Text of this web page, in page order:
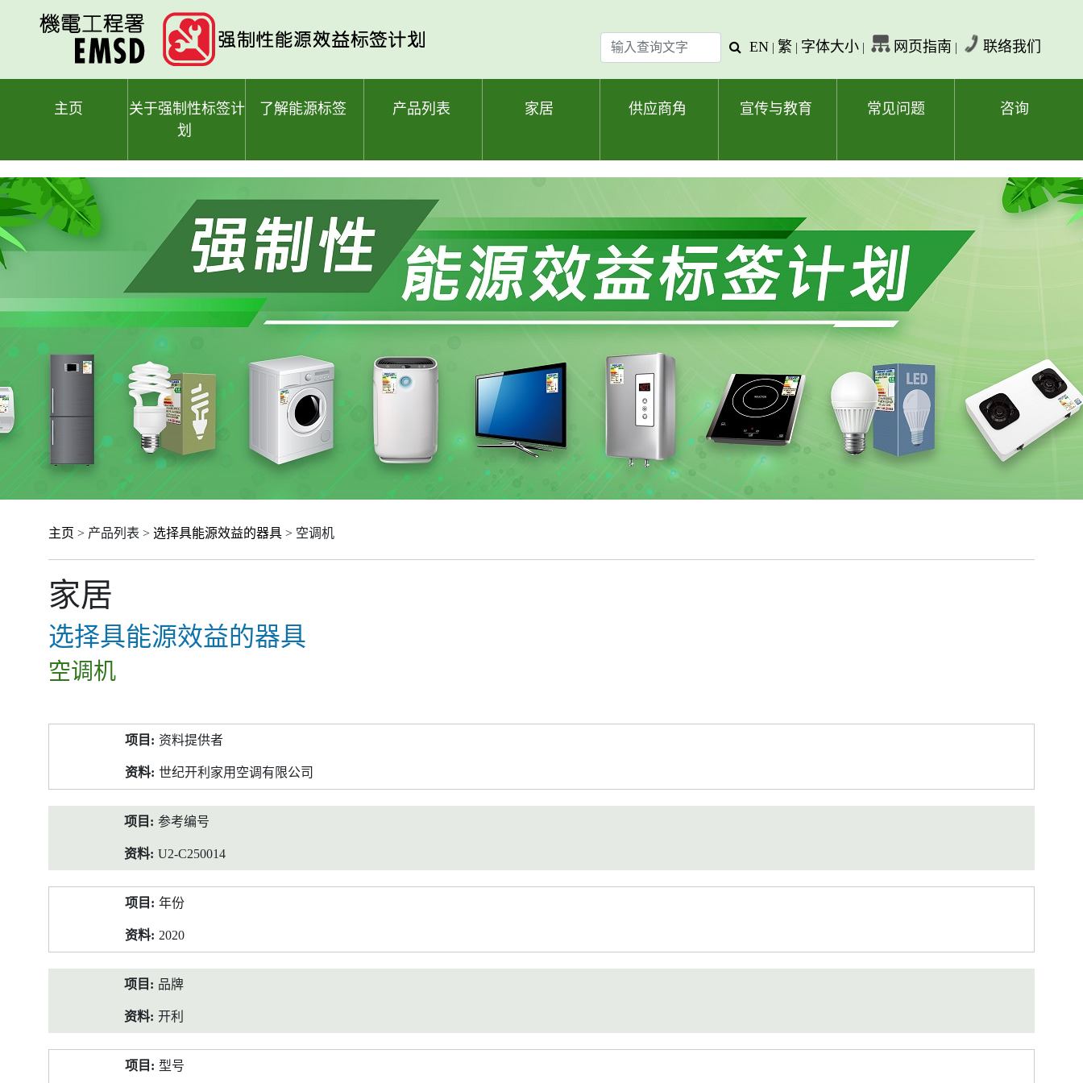
输
入
查
查
字
EN | 繁 | 字体大小 | 网页指南 | 联络我们
主页
关于强制性标签计
划
了解能源标签 产品列表 家居 供应商角 宣传与教育 常见问题 咨询
主页 > 产品列表 > 选择具能源效益的器具 > 空调机
家居
选择具能源效益的器具
空调机
料
资料提供者
世纪开利家用空调有限公司
参考编号
U2-C250014
年份
2020
品牌
开利
型号